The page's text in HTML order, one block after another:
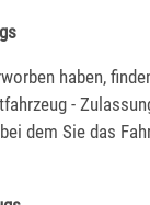
haben,
-
dem Sie das